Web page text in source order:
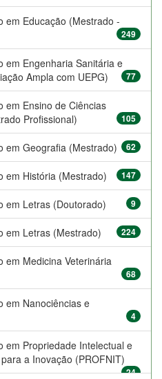
em Educação (Mestrado -
249
em Engenharia Sanitária e
Ampla com UEPG)
77
em Ensino de Ciências
Profissional)
105
em Geografia (Mestrado) 62
em História (Mestrado) 147
em Letras (Doutorado) 9
em Letras (Mestrado) 224
em Medicina Veterinária
68
em Nanociências e
4
em Propriedade Intelectual e
a Inovação (PROFNIT)
24